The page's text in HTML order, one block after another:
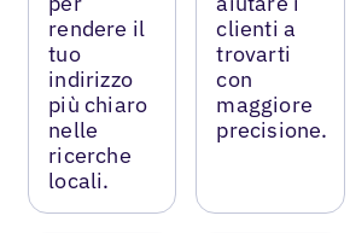
rendere il
tuo
indirizzo
più chiaro
nelle
ricerche
locali.
clienti a
trovarti
con
maggiore
precisione.